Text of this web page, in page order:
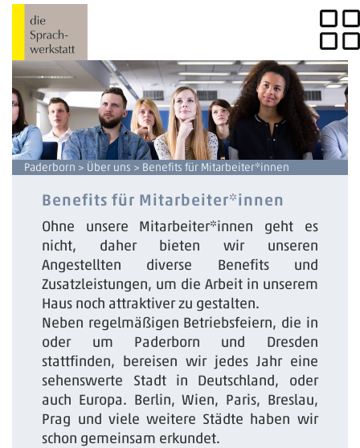
Paderborn > Über uns > Benefits für Mitarbeiter*innen
Benefits für Mitarbeiter*innen
Ohne unsere Mitarbeiter*innen geht es
nicht, daher bieten wir unseren
Angestellten diverse Benefits und
Zusatzleistungen, um die Arbeit in unserem
Haus noch attraktiver zu gestalten.
Neben regelmäßigen Betriebsfeiern, die in
oder um Paderborn und Dresden
stattfinden, bereisen wir jedes Jahr eine
sehenswerte Stadt in Deutschland, oder
auch Europa. Berlin, Wien, Paris, Breslau,
Prag und viele weitere Städte haben wir
schon gemeinsam erkundet.